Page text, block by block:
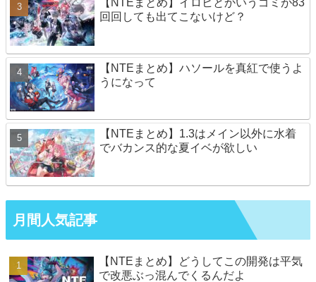
【NTEまとめ】イロヒとかいうゴミが83
回回しても出てこないけど？
【NTEまとめ】ハソールを真紅で使うよ
うになって
【NTEまとめ】1.3はメイン以外に水着
でバカンス的な夏イベが欲しい
月間人気記事
【NTEまとめ】どうしてこの開発は平気
で改悪ぶっ混んでくるんだよ